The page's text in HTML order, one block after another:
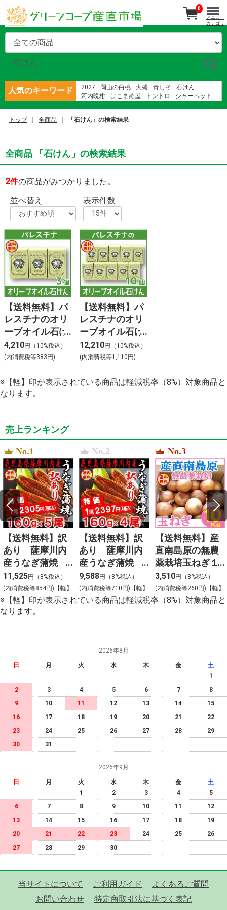
人気のキーワード 2027 岡山の白桃 大盛 青しそ
石けん
河内晩柑
はこまめ屋 トントロ
シャーベット
東果樹園
0
メニュー
カテゴリ
トップ 全商品 「石けん」の検索結果
全商品 「石けん」の検索結果
2件の商品がみつかりました。
並べ替え
表示件数
【送料無料】パ
レスチナのオリ
ーブオイル石け
ん ３個
4,210円（10%税込）
(内消費税等383円)
【送料無料】パ
レスチナのオリ
ーブオイル石け
ん １０個
12,210円（10%税込）
(内消費税等1,110円)
※【軽】印が表示されている商品は軽減税率（8%）対象商品と
なります。
売上ランキング
No.1
【送料無料】訳
あり 薩摩川内
産うなぎ蒲焼
（無頭）１６０
ｇ×５尾
11,525円（8%税込）
(内消費税等854円)【軽】
No.2
【送料無料】訳
あり 薩摩川内
産うなぎ蒲焼
（無頭）１６０
ｇ×４尾
9,588円（8%税込）
(内消費税等710円)【軽】
No.3
【送料無料】産
直南島原の無農
薬栽培玉ねぎ１
０ｋｇ
3,510円（8%税込）
(内消費税等260円)【軽】
※【軽】印が表示されている商品は軽減税率（8%）対象商品と
なります。
2026年8月
日 月 火 水 木 金
土
1
2
3 4 5 6 7
8
9
10 11 12 13 14
15
16
17 18 19 20 21
22
23
24 25 26 27 28
29
30
31
2026年9月
日 月 火 水 木 金
土
1
2 3 4
5
6
7 8 9 10 11
12
13
14 15 16 17 18
19
20
21 22 23 24 25
26
27
28 29 30
当サイトについて ご利用ガイド
よくあるご質問
お問い合わせ
特定商取引法に基づく表記